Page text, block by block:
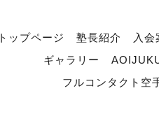
トップページ 塾長紹介
入
ギャラリー
フルコンタクト空